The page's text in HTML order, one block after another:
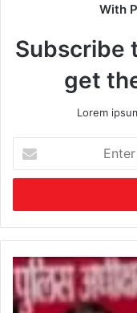
With
Subscribe
get
Lorem
your
Email